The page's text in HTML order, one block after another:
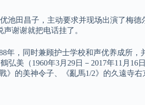
池田昌子，主动要求并现场出演了梅德
谢谢就把电话挂了。
年，同时兼顾护士学校和声优养成所
弘美（1960年3月29日－2017年11月
的美神令子、《亂馬1/2》的久遠寺右